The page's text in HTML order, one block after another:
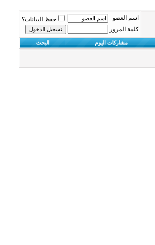
اسم العضو
حفظ البيانات؟
كلمة المرور
مشاركات اليوم البحث